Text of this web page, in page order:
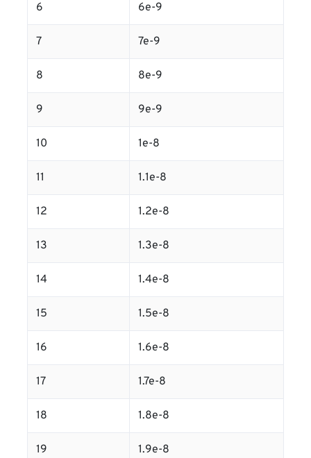
6 6e-9
7 7e-9
8 8e-9
9 9e-9
10 1e-8
11 1.1e-8
12 1.2e-8
13 1.3e-8
14 1.4e-8
15 1.5e-8
16 1.6e-8
17 1.7e-8
18 1.8e-8
19 1.9e-8